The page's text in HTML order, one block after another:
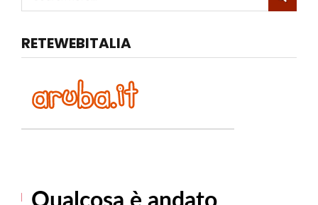
RETEWEBITALIA